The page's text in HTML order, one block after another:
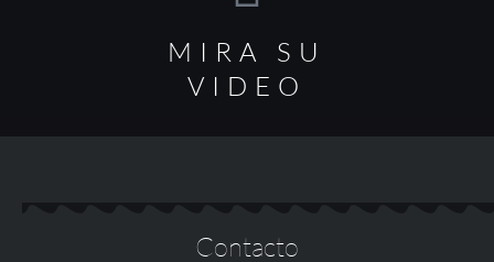
MIRA SU
VIDEO
Contacto